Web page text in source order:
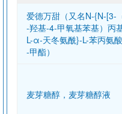
爱德万甜（又名N-{N-[3-
-羟基-4-甲氧基苯基）丙
L-α-天冬氨酰}-L-苯丙氨
-甲酯）
麦芽糖醇，麦芽糖醇液